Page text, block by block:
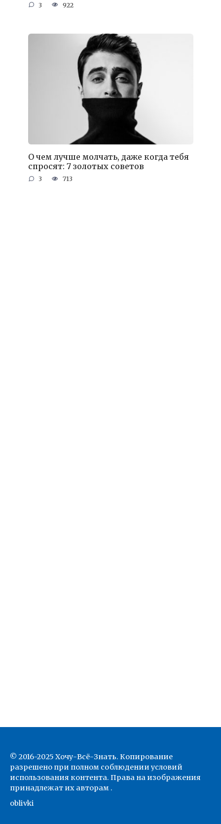
3 922
О чем лучше молчать, даже когда тебя
спросят: 7 золотых советов
3 713
© 2016-2025 Хочу-Всё-Знать. Копирование
разрешено при полном соблюдении условий
использования контента. Права на изображения
принадлежат их авторам .
oblivki